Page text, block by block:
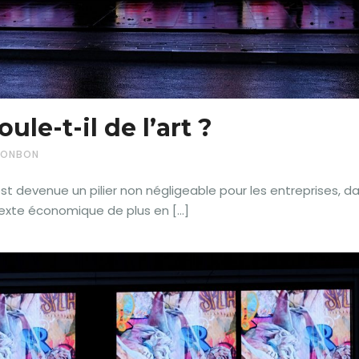
t-il de l’art ?
devenue un pilier non négligeable pour les entreprises,
économique de plus en […]